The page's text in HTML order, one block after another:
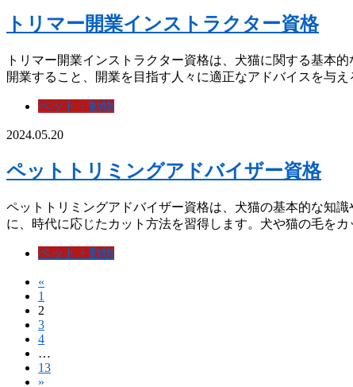
トリマー開業インストラクター資格
トリマー開業インストラクター資格は、犬猫に関する基本
開業すること、開業を目指す人々に適正なアドバイスを与
ペット・動物
2024.05.20
ペットトリミングアドバイザー資格
ペットトリミングアドバイザー資格は、犬猫の基本的な知
に、時代に応じたカット方法を習得します。犬や猫の毛を
ペット・動物
«
1
2
3
4
…
13
»